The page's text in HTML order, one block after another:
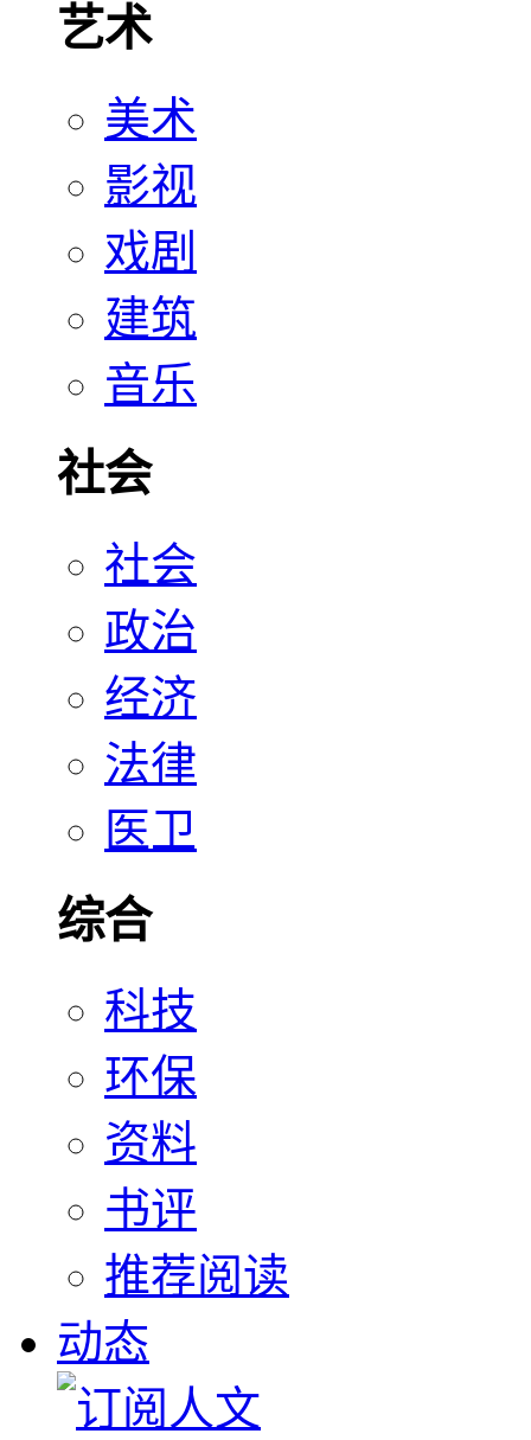
艺术
美术
影视
戏剧
建筑
音乐
社会
社会
政治
经济
法律
医卫
综合
科技
环保
资料
书评
推荐阅读
动态